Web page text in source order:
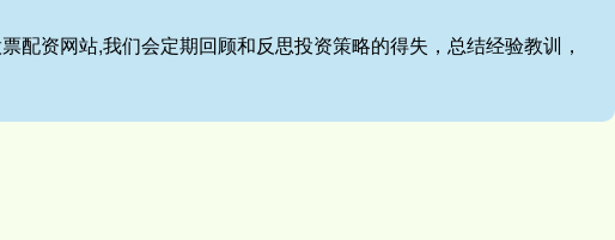
配资网站,我们会定期回顾和反思投资策略的得失，总结经验教训，